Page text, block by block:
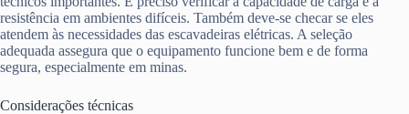
resistência em ambientes difíceis. Também deve-se checar se eles
atendem às necessidades das escavadeiras elétricas. A seleção
adequada assegura que o equipamento funcione bem e de forma
segura, especialmente em minas.
Considerações técnicas